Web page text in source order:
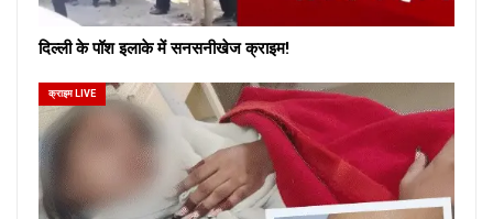
दिल्ली के पॉश इलाके में सनसनीखेज क्राइम!
क्राइम LIVE